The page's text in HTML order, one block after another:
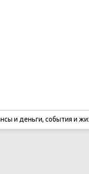
и деньги, сοбытия и